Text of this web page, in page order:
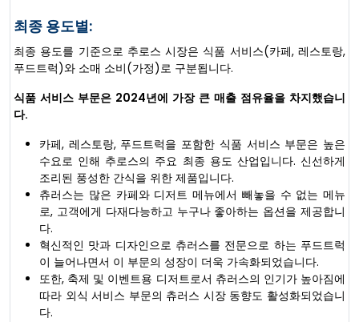
최종 용도별:
최종 용도를 기준으로 추로스 시장은 식품 서비스(카페, 레스토랑,
푸드트럭)와 소매 소비(가정)로 구분됩니다.
식품 서비스 부문은 2024년에 가장 큰 매출 점유율을 차지했습니
다.
카페, 레스토랑, 푸드트럭을 포함한 식품 서비스 부문은 높은
수요로 인해 추로스의 주요 최종 용도 산업입니다. 신선하게
조리된 풍성한 간식을 위한 제품입니다.
츄러스는 많은 카페와 디저트 메뉴에서 빼놓을 수 없는 메뉴
로, 고객에게 다재다능하고 누구나 좋아하는 옵션을 제공합니
다.
혁신적인 맛과 디자인으로 츄러스를 전문으로 하는 푸드트럭
이 늘어나면서 이 부문의 성장이 더욱 가속화되었습니다.
또한, 축제 및 이벤트용 디저트로서 츄러스의 인기가 높아짐에
따라 외식 서비스 부문의 츄러스 시장 동향도 활성화되었습니
다.